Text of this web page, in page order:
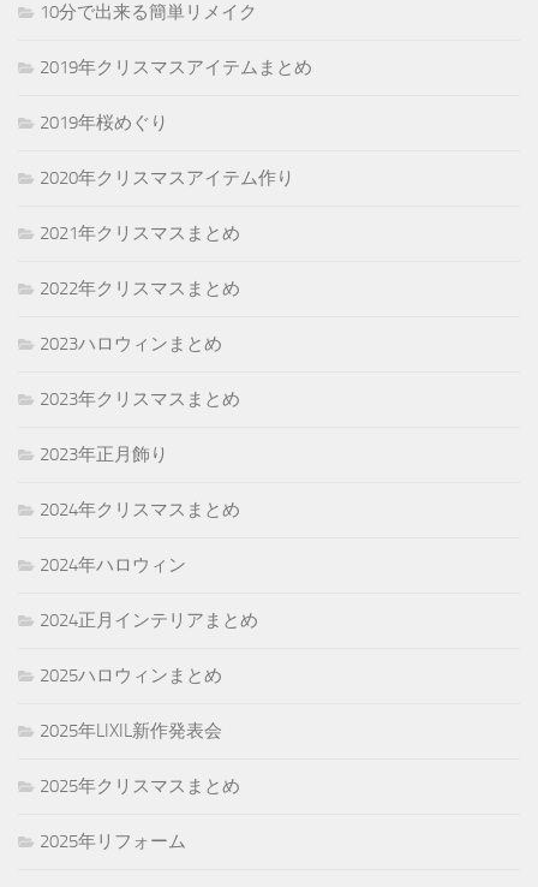
10分で出来る簡単リメイク
2019年クリスマスアイテムまとめ
2019年桜めぐり
2020年クリスマスアイテム作り
2021年クリスマスまとめ
2022年クリスマスまとめ
2023ハロウィンまとめ
2023年クリスマスまとめ
2023年正月飾り
2024年クリスマスまとめ
2024年ハロウィン
2024正月インテリアまとめ
2025ハロウィンまとめ
2025年LIXIL新作発表会
2025年クリスマスまとめ
2025年リフォーム